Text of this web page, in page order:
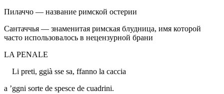
Пилаччо — название римской остерии
Сантаччья — знаменитая римская блудница, имя которой
часто использовалось в нецензурной брани
LA PENALE
Li preti, ggià sse sa, ffanno la caccia
a ’ggni sorte de spesce de cuadrini.